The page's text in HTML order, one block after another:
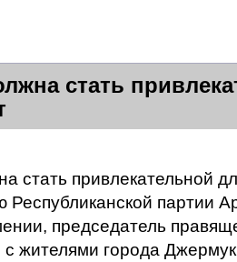
стать
стать привлекательной
Республиканской партии
председатель
с жителями города